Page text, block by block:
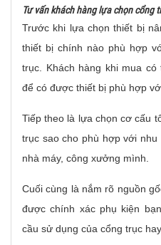
Tư vấn khách hàng lựa chọn cổng
Trước khi lựa chọn thiết bị
thiết bị chính nào phù hợp
trục. Khách hàng khi mua
để có được thiết bị phù hợp
Tiếp theo là lựa chọn cơ cấu
trục sao cho phù hợp với
nhà máy, công xưởng mình.
Cuối cùng là nắm rõ nguồn
được chính xác phụ kiện
cầu sử dụng của cổng trục